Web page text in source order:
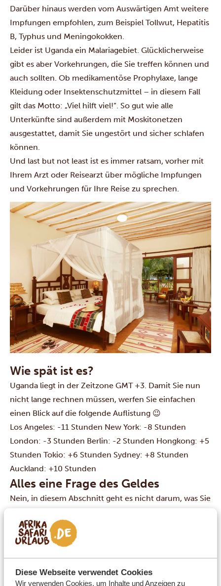
Diese Webseite verwendet Cookies
Wir verwenden Cookies, um Inhalte und Anzeigen zu
Darüber hinaus werden vom Auswärtigen Amt weitere
Impfungen empfohlen, zum Beispiel Tollwut, Hepatitis
B, Typhus und Meningokokken.
Leider ist Uganda ein Malariagebiet. Glücklicherweise
gibt es aber Vorkehrungen, die Sie treffen können und
auch sollten. Ob medikamentöse Prophylaxe, lange
Kleidung oder Insektenschutzmittel – in diesem Fall
gilt das Motto: „Viel hilft viel!“. So gut wie alle
Unterkünfte sind außerdem mit Moskitonetzen
ausgestattet, damit Sie ungestört und sicher schlafen
können.
Und last but not least ist es immer ratsam, vorher mit
Ihrem Arzt oder Reisearzt über mögliche Impfungen
und Vorkehrungen für Ihre Reise zu sprechen.
Wie spät ist es?
Uganda liegt in der Zeitzone GMT +3. Damit Sie nun
nicht lange rechnen müssen, werfen Sie einfachen
einen Blick auf die folgende Auflistung 😉
Los Angeles: -11 Stunden New York: -8 Stunden
London: -3 Stunden Berlin: -2 Stunden Hongkong: +5
Stunden Tokio: +6 Stunden Sydney: +8 Stunden
Auckland: +10 Stunden
Alles eine Frage des Geldes
Nein, in diesem Abschnitt geht es nicht darum, was Sie
bezahlen (wir wollten nur eine tolle Überschrift). Die
lokale Währung in Uganda ist der Uganda-Schilling
bezahlen. Ein Euro entspricht ungefähr 4.000 UGX
und ein Dollar ungefähr 3.800 UGX.